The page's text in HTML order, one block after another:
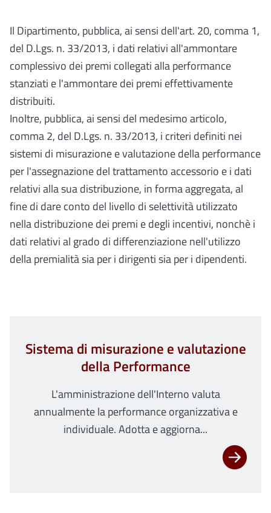
Il Dipartimento, pubblica, ai sensi dell'art. 20, comma 1,
del D.Lgs. n. 33/2013, i dati relativi all'ammontare
complessivo dei premi collegati alla performance
stanziati e l'ammontare dei premi effettivamente
distribuiti.
Inoltre, pubblica, ai sensi del medesimo articolo,
comma 2, del D.Lgs. n. 33/2013, i criteri definiti nei
sistemi di misurazione e valutazione della performance
per l'assegnazione del trattamento accessorio e i dati
relativi alla sua distribuzione, in forma aggregata, al
fine di dare conto del livello di selettività utilizzato
nella distribuzione dei premi e degli incentivi, nonchè i
dati relativi al grado di differenziazione nell'utilizzo
della premialità sia per i dirigenti sia per i dipendenti.
Sistema di misurazione e valutazione
della Performance
L'amministrazione dell'Interno valuta
annualmente la performance organizzativa e
individuale. Adotta e aggiorna...